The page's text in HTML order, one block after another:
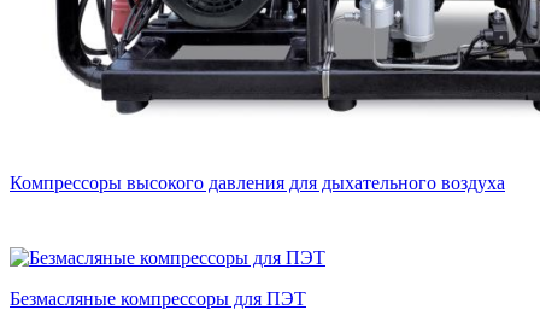
Компрессоры высокого давления для дыхательного воздуха
Безмасляные компрессоры для ПЭТ